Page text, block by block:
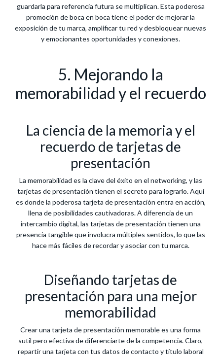
guardarla para referencia futura se multiplican. Esta poderosa
promoción de boca en boca tiene el poder de mejorar la
exposición de tu marca, amplificar tu red y desbloquear nuevas
y emocionantes oportunidades y conexiones.
5. Mejorando la
memorabilidad y el recuerdo
La ciencia de la memoria y el
recuerdo de tarjetas de
presentación
La memorabilidad es la clave del éxito en el networking, y las
tarjetas de presentación tienen el secreto para lograrlo. Aquí
es donde la poderosa tarjeta de presentación entra en acción,
llena de posibilidades cautivadoras. A diferencia de un
intercambio digital, las tarjetas de presentación tienen una
presencia tangible que involucra múltiples sentidos, lo que las
hace más fáciles de recordar y asociar con tu marca.
Diseñando tarjetas de
presentación para una mejor
memorabilidad
Crear una tarjeta de presentación memorable es una forma
sutil pero efectiva de diferenciarte de la competencia. Claro,
repartir una tarjeta con tus datos de contacto y título laboral